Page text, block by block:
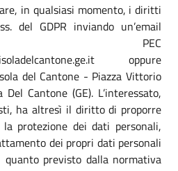
in qualsiasi momento, i diritti
del GDPR inviando un’email
PEC
oppure
del Cantone - Piazza Vittorio
Cantone (GE). L’interessato,
ha altresì il diritto di proporre
protezione dei dati personali,
dei propri dati personali
previsto dalla normativa